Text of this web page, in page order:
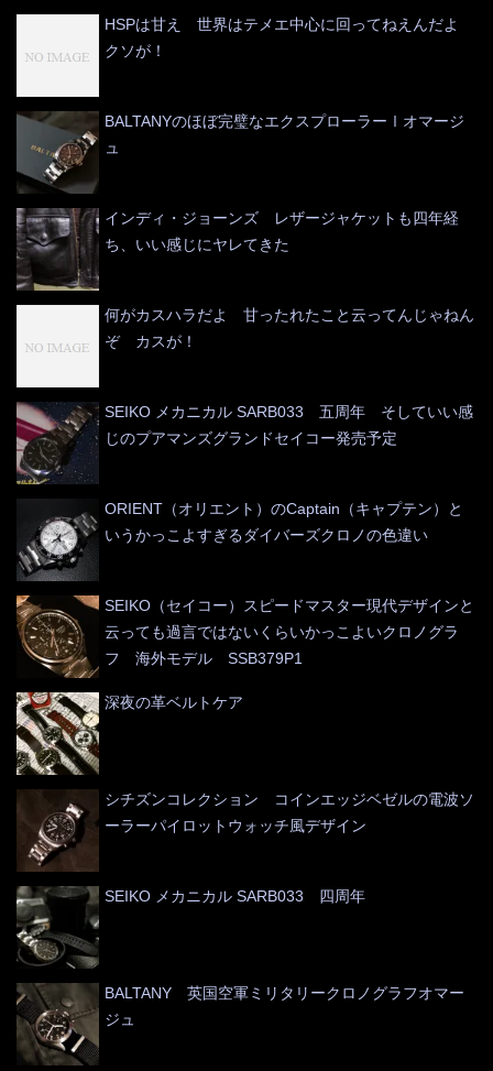
HSPは甘え 世界はテメエ中心に回ってねえんだよ
クソが！
BALTANYのほぼ完璧なエクスプローラーⅠオマージ
ュ
インディ・ジョーンズ レザージャケットも四年経
ち、いい感じにヤレてきた
何がカスハラだよ 甘ったれたこと云ってんじゃねん
ぞ カスが！
SEIKO メカニカル SARB033 五周年 そしていい感
じのプアマンズグランドセイコー発売予定
ORIENT（オリエント）のCaptain（キャプテン）と
いうかっこよすぎるダイバーズクロノの色違い
SEIKO（セイコー）スピードマスター現代デザインと
云っても過言ではないくらいかっこよいクロノグラ
フ 海外モデル SSB379P1
深夜の革ベルトケア
シチズンコレクション コインエッジベゼルの電波ソ
ーラーパイロットウォッチ風デザイン
SEIKO メカニカル SARB033 四周年
BALTANY 英国空軍ミリタリークロノグラフオマー
ジュ